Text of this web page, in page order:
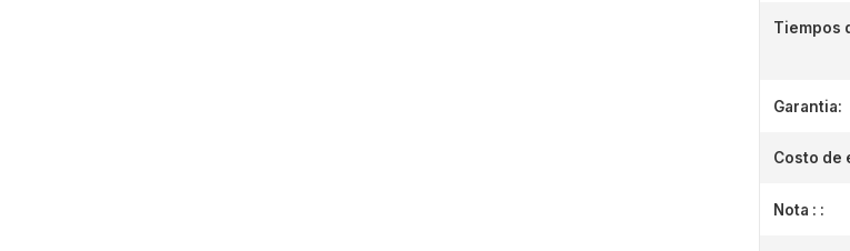
Tiempos
Garantia:
Costo de
Nota : :